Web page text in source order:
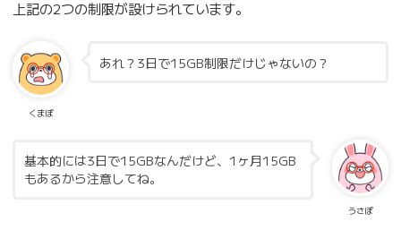
上記の2つの制限が設けられています。
くまぽ
あれ？3日で15GB制限だけじゃないの？
うさぽ
基本的には3日で15GBなんだけど、1ヶ月15GB
もあるから注意してね。